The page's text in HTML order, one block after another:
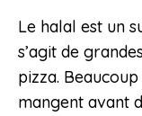
Le halal est un
s’agit de
pizza.
mangent avant